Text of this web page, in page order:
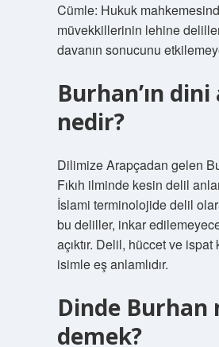
Cümle: Hukuk
müvekkillerinin lehine
davanın sonucunu
Burhan’ın dini
nedir?
Dilimize Arapçadan gelen
Fıkıh ilminde kesin delil
İslami terminolojide delil
bu deliller, inkar
açıktır. Delil, hüccet ve
isimle eş anlamlıdır.
Dinde Burhan
demek?